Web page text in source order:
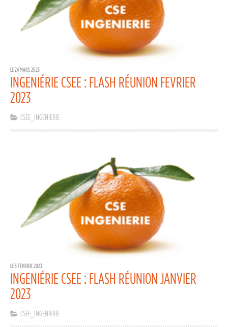
LE 24 MARS 2023
INGENIÉRIE CSEE : FLASH RÉUNION FEVRIER
2023
CSEE_INGENIERIE
LE 3 FÉVRIER 2023
INGENIÉRIE CSEE : FLASH RÉUNION JANVIER
2023
CSEE_INGENIERIE